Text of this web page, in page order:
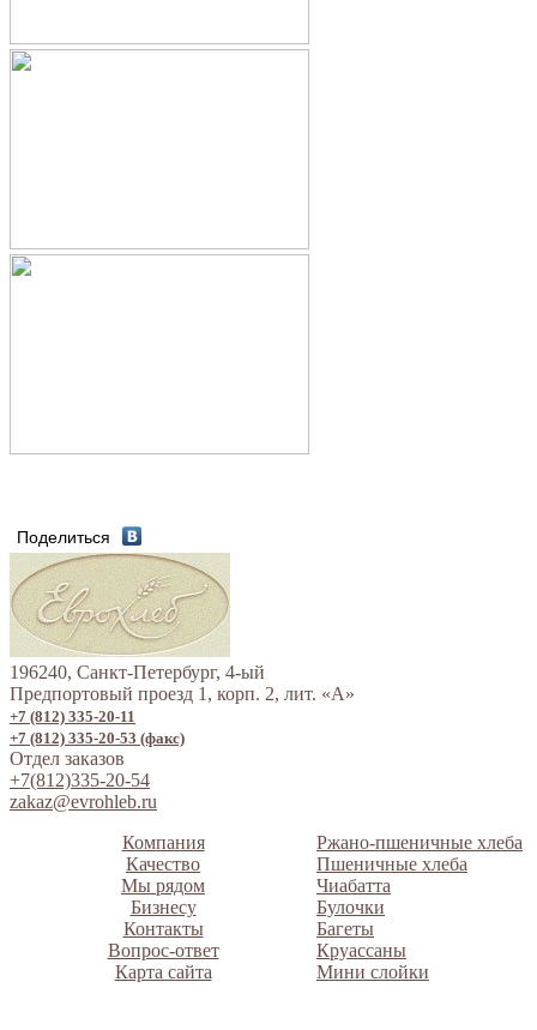
Поделиться
196240, Санкт-Петербург, 4-ый
Предпортовый проезд 1, корп. 2, лит. «А»
+7 (812) 335-20-11
+7 (812) 335-20-53 (факс)
Отдел заказов
+7(812)335-20-54
zakaz@evrohleb.ru
Компания
Качество
Мы рядом
Бизнесу
Контакты
Вопрос-ответ
Карта сайта
Ржано-пшеничные хлеба
Пшеничные хлеба
Чиабатта
Булочки
Багеты
Круассаны
Мини слойки